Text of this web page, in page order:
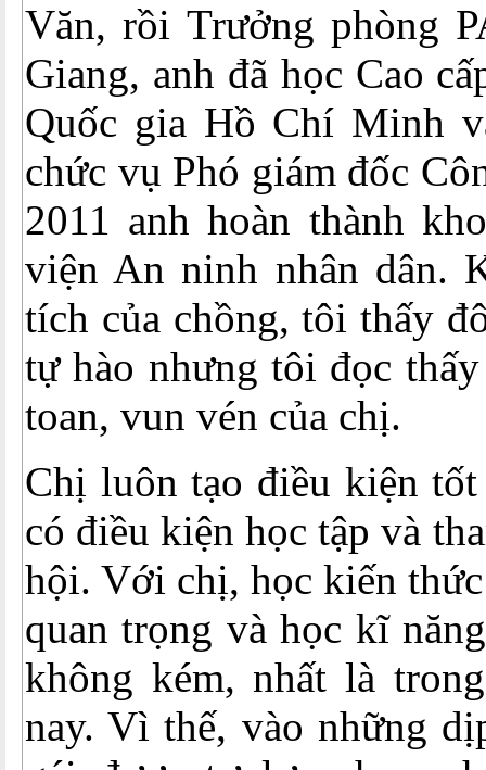
Văn, rồi Trưởng phòng
Giang, anh đã học Cao
Quốc gia Hồ Chí Minh
chức vụ Phó giám đốc
2011 anh hoàn thành
viện An ninh nhân dân.
tích của chồng, tôi thấy
tự hào nhưng tôi đọc
toan, vun vén của chị.
Chị luôn tạo điều kiện
có điều kiện học tập và
hội. Với chị, học kiến
quan trọng và học kĩ
không kém, nhất là
nay. Vì thế, vào những